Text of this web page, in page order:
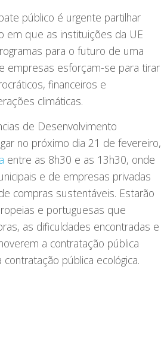
público é urgente partilhar
em que as instituições da UE
para o futuro de uma
empresas esforçam-se para tirar
financeiros e
climáticas.
de Desenvolvimento
no próximo dia 21 de fevereiro,
entre as 8h30 e as 13h30, onde
e de empresas privadas
compras sustentáveis. Estarão
e portuguesas que
as dificuldades encontradas e
a contratação pública
pública ecológica.